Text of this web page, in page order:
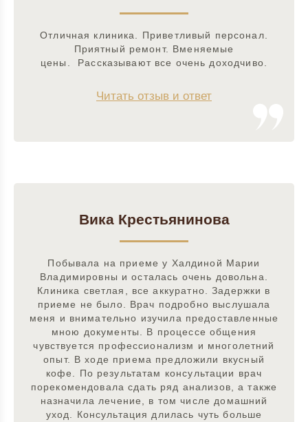
Отличная клиника. Приветливый персонал.
Приятный ремонт. Вменяемые
цены. Рассказывают все очень доходчиво.
Читать отзыв и ответ
Вика Крестьянинова
Побывала на приеме у Халдиной Марии
Владимировны и осталась очень довольна.
Клиника светлая, все аккуратно. Задержки в
приеме не было. Врач подробно выслушала
меня и внимательно изучила предоставленные
мною документы. В процессе общения
чувствуется профессионализм и многолетний
опыт. В ходе приема предложили вкусный
кофе. По результатам консультации врач
порекомендовала сдать ряд анализов, а также
назначила лечение, в том числе домашний
уход. Консультация длилась чуть больше